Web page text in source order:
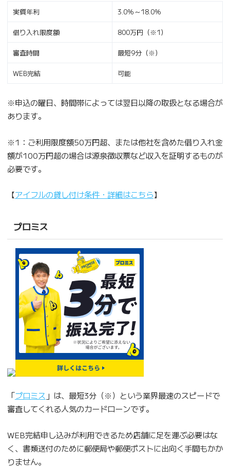
実質年利 3.0％～18.0％
借り入れ限度額 800万円（※1）
審査時間 最短9分（※）
WEB完結 可能
※申込の曜日、時間帯によっては翌日以降の取扱となる場合が
あります。
※1：ご利用限度額50万円超、または他社を含めた借り入れ金
額が100万円超の場合は源泉徴収票など収入を証明するものが
必要です。
【アイフルの貸し付け条件・詳細はこちら】
プロミス
「プロミス 」は、最短3分（※）という業界最速のスピードで
審査してくれる人気のカードローンです。
WEB完結申し込みが利用できるため店舗に足を運ぶ必要はな
く、書類送付のために郵便局や郵便ポストに出向く手間もかか
りません。